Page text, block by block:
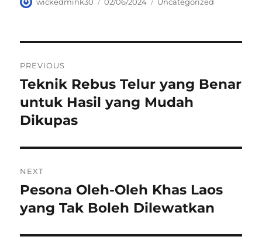
pos
PREVIOUS
Previous
post:
Teknik Rebus Telur yang Benar
untuk Hasil yang Mudah
Dikupas
NEXT
Next
post:
Pesona Oleh-Oleh Khas Laos
yang Tak Boleh Dilewatkan